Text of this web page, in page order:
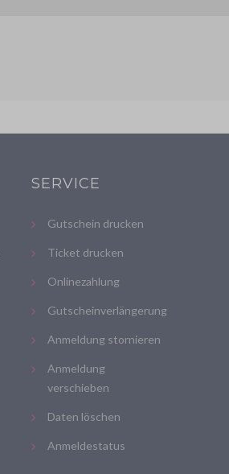
SERVICE
Gutschein drucken
Ticket drucken
Onlinezahlung
Gutscheinverlängerung
Anmeldung stornieren
Anmeldung
verschieben
Daten löschen
Anmeldestatus